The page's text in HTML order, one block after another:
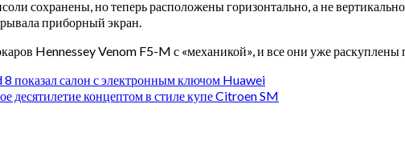
сохранены, но теперь расположены горизонтально, а не
приборный экран.
Hennessey Venom F5-M с «механикой», и все они уже раскуплены
показал салон с электронным ключом Huawei
десятилетие концептом в стиле купе Citroen SM